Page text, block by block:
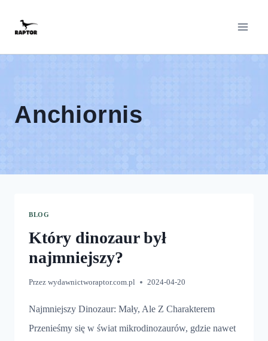
Anchiornis
BLOG
Który dinozaur był
najmniejszy?
Przez wydawnictworaptor.com.pl 2024-04-20
Najmniejszy Dinozaur: Mały, Ale Z Charakterem
Przenieśmy się w świat mikrodinozaurów, gdzie nawet